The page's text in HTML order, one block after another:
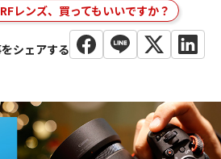
RFレンズ、買ってもいいですか？